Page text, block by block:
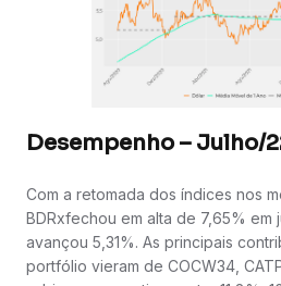
Desempenho – Julho/
Com a retomada dos índices nos
BDRxfechou em alta de 7,65% em
avançou 5,31%. As principais
portfólio vieram de COCW34,